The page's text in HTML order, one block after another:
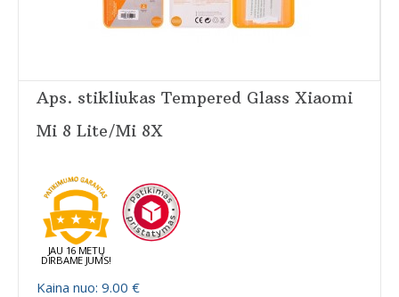
Aps. stikliukas Tempered Glass Xiaomi
Mi 8 Lite/Mi 8X
JAU 16 METŲ
DIRBAME JUMS!
Kaina nuo: 9.00 €